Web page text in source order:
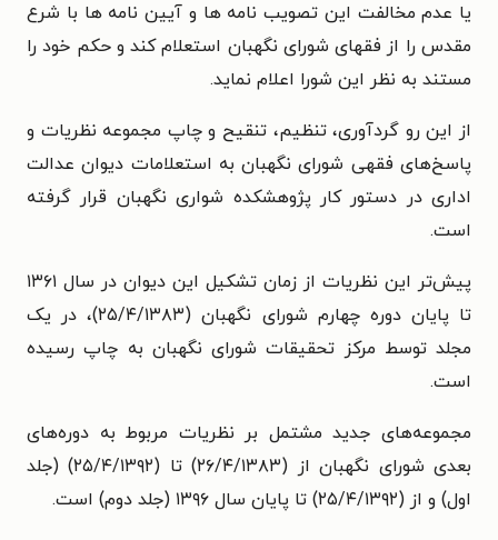
یا عدم مخالفت این تصویب‌ نامه‌ ها و آیین‌ نامه ‌ها با شرع
مقدس را از فقهای شورای نگهبان استعلام کند و حکم خود را
مستند به نظر این شورا اعلام نماید.
از این رو گردآوری، تنظیم، تنقیح و چاپ مجموعه نظریات و
پاسخ‌های فقهی شورای نگهبان به استعلامات دیوان عدالت
اداری در دستور کار پژوهشکده شواری نگهبان قرار گرفته
است.
پیش‌تر این نظریات از زمان تشکیل این دیوان در سال ۱۳۶۱
تا پایان دوره چهارم شورای نگهبان (۲۵/۴/۱۳۸۳)، در یک
مجلد توسط مرکز تحقیقات شورای نگهبان به چاپ رسیده
است.
مجموعه‌های جدید مشتمل بر نظریات مربوط به دوره‌های
بعدی شورای نگهبان از (۲۶/۴/۱۳۸۳) تا (۲۵/۴/۱۳۹۲) (جلد
اول) و از (۲۵/۴/۱۳۹۲) تا پایان سال ۱۳۹۶ (جلد دوم) است.